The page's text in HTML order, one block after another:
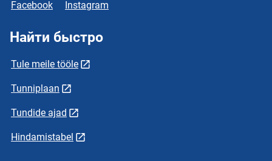
Facebook Instagram
Найти быстро
Tule meile tööle
Tunniplaan
Tundide ajad
Hindamistabel